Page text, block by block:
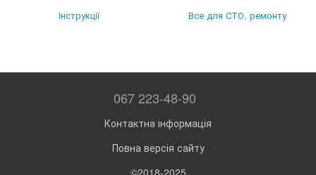
Інструкції Все для СТО, ремонту
067 223-48-90
Контактна інформація
Повна версія сайту
©2018-2025